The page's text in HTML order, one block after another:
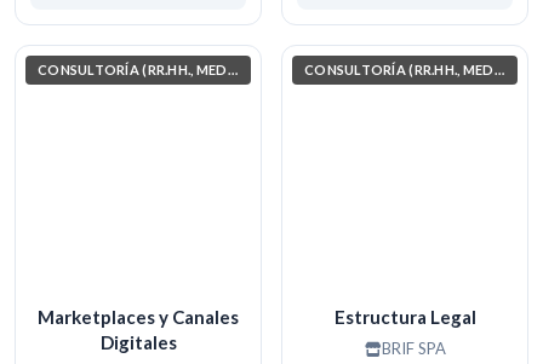
CONSULTORÍA (RR.HH., MEDIO AMBIENTE, INVESTIGACIÓN)
Marketplaces y Canales
Digitales
CONSULTORÍA (RR.HH., MEDIO AMBIENTE, INVESTIGACIÓN)
Estructura Legal
BRIF SPA